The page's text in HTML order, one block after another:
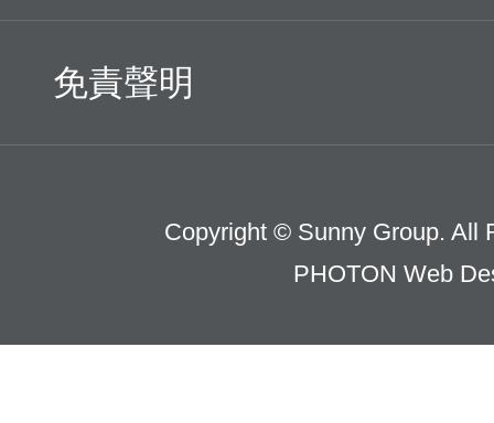
免責聲明
Copyright © Sunny Group. All
PHOTON Web